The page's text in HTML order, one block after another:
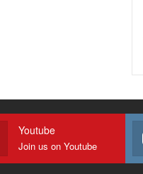
Youtube
Join us on Youtube